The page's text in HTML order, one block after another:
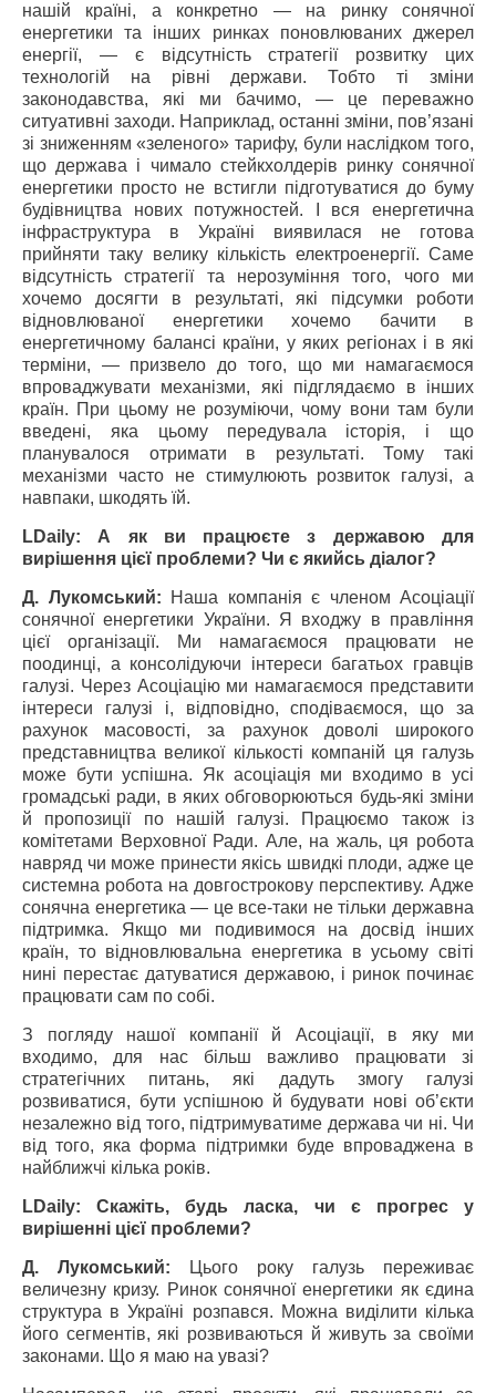
нашій країні, а конкретно — на ринку сонячної
енергетики та інших ринках поновлюваних джерел
енергії, — є відсутність стратегії розвитку цих
технологій на рівні держави. Тобто ті зміни
законодавства, які ми бачимо, — це переважно
ситуативні заходи. Наприклад, останні зміни, пов’язані
зі зниженням «зеленого» тарифу, були наслідком того,
що держава і чимало стейкхолдерів ринку сонячної
енергетики просто не встигли підготуватися до буму
будівництва нових потужностей. І вся енергетична
інфраструктура в Україні виявилася не готова
прийняти таку велику кількість електроенергії. Саме
відсутність стратегії та нерозуміння того, чого ми
хочемо досягти в результаті, які підсумки роботи
відновлюваної енергетики хочемо бачити в
енергетичному балансі країни, у яких регіонах і в які
терміни, — призвело до того, що ми намагаємося
впроваджувати механізми, які підглядаємо в інших
країн. При цьому не розуміючи, чому вони там були
введені, яка цьому передувала історія, і що
планувалося отримати в результаті. Тому такі
механізми часто не стимулюють розвиток галузі, а
навпаки, шкодять їй.
LDaily: А як ви працюєте з державою для
вирішення цієї проблеми? Чи є якийсь діалог?
Д. Лукомський: Наша компанія є членом Асоціації
сонячної енергетики України. Я входжу в правління
цієї організації. Ми намагаємося працювати не
поодинці, а консолідуючи інтереси багатьох гравців
галузі. Через Асоціацію ми намагаємося представити
інтереси галузі і, відповідно, сподіваємося, що за
рахунок масовості, за рахунок доволі широкого
представництва великої кількості компаній ця галузь
може бути успішна. Як асоціація ми входимо в усі
громадські ради, в яких обговорюються будь-які зміни
й пропозиції по нашій галузі. Працюємо також із
комітетами Верховної Ради. Але, на жаль, ця робота
навряд чи може принести якісь швидкі плоди, адже це
системна робота на довгострокову перспективу. Адже
сонячна енергетика — це все-таки не тільки державна
підтримка. Якщо ми подивимося на досвід інших
країн, то відновлювальна енергетика в усьому світі
нині перестає датуватися державою, і ринок починає
працювати сам по собі.
З погляду нашої компанії й Асоціації, в яку ми
входимо, для нас більш важливо працювати зі
стратегічних питань, які дадуть змогу галузі
розвиватися, бути успішною й будувати нові об’єкти
незалежно від того, підтримуватиме держава чи ні. Чи
від того, яка форма підтримки буде впроваджена в
найближчі кілька років.
LDaily: Скажіть, будь ласка, чи є прогрес у
вирішенні цієї проблеми?
Д. Лукомський: Цього року галузь переживає
величезну кризу. Ринок сонячної енергетики як єдина
структура в Україні розпався. Можна виділити кілька
його сегментів, які розвиваються й живуть за своїми
законами. Що я маю на увазі?